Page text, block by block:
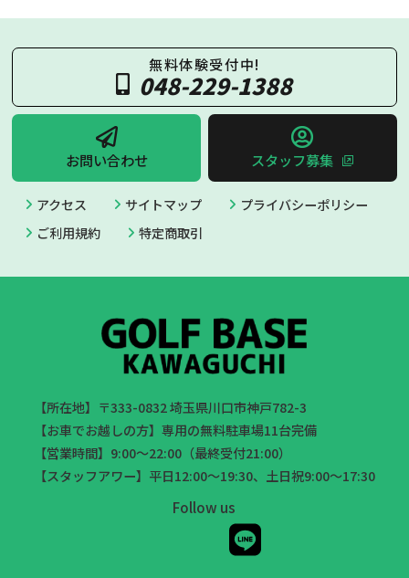
無料体験受付中!
048-229-1388
お問い合わせ スタッフ募集
アクセス サイトマップ
プライバシーポリシー
ご利用規約
特定商取引
【所在地】〒333-0832 埼玉県川口市神戸782-3
【お車でお越しの方】専用の無料駐車場11台完備
【営業時間】9:00～22:00（最終受付21:00）
【スタッフアワー】平日12:00～19:30、土日祝9:00～17:30
Follow us